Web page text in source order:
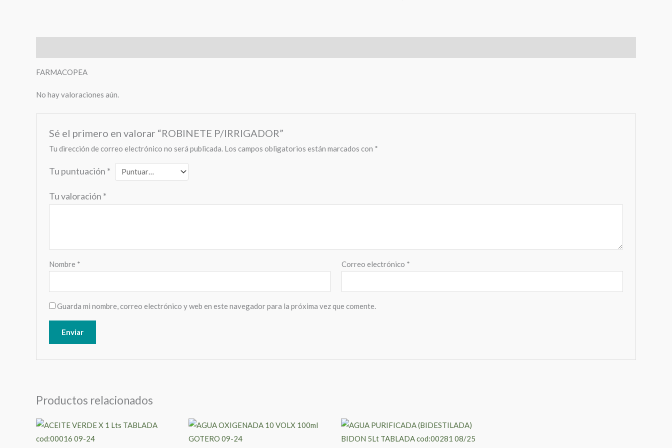
FARMACOPEA
No hay valoraciones aún.
Sé el primero en valorar “ROBINETE P/IRRIGADOR”
Tu dirección de correo electrónico no será publicada. Los campos obligatorios están marcados con *
Tu puntuación *
Tu valoración *
Nombre * Correo electrónico *
Guarda mi nombre, correo electrónico y web en este navegador para la próxima vez que comente.
Productos relacionados